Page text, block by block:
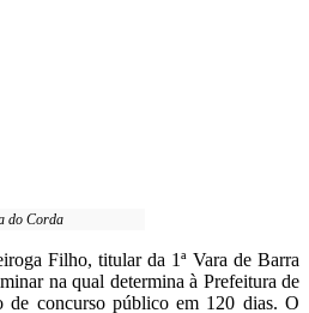
do Corda
Filho, titular da 1ª Vara de Barra
na qual determina à Prefeitura de
de concurso público em 120 dias. O